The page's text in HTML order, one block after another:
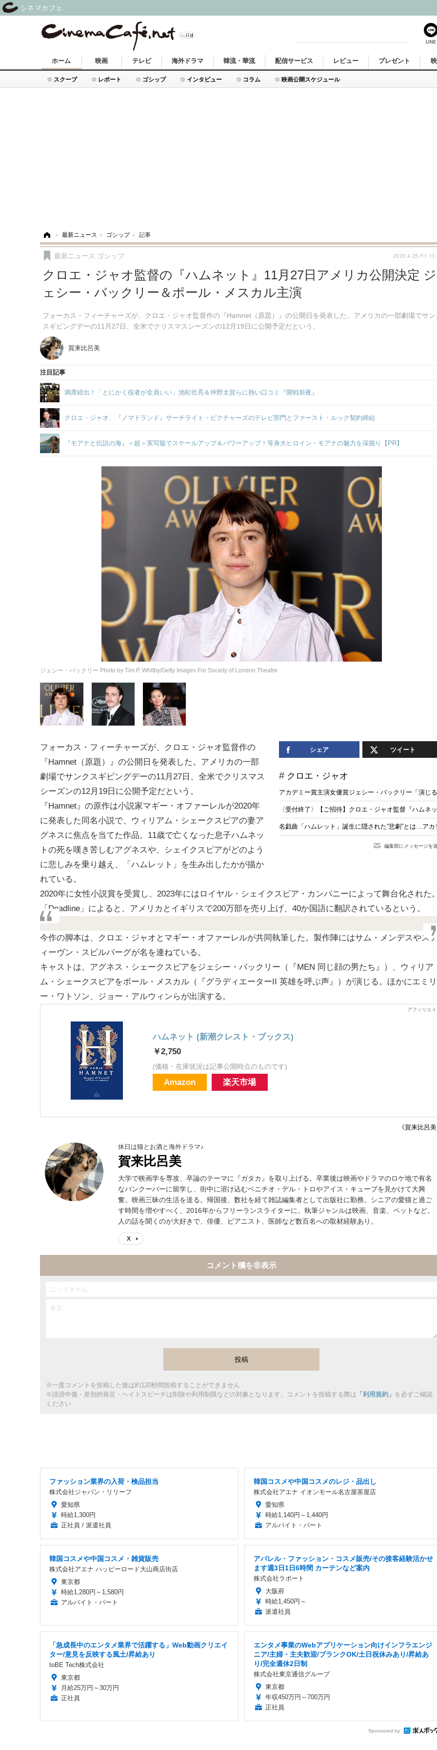
ホーム
スクープ レポート ゴシップ インタビュー コラム 映画公開スケジュール
映画 テレビ 海外ドラマ 韓流・華流 配信サービス レビュー プレゼント
› 最新ニュース › ゴシップ › 記事
クロエ・ジャオ監督の『ハムネット』11月27日アメリカ公開決定 ジ
ェシー・バックリー＆ポール・メスカル主演
フォーカス・フィーチャーズが、クロエ・ジャオ監督作の『Hamnet（原題）』の公開日を発表した。アメリカの一部劇場でサン
スギビングデーの11月27日、全米でクリスマスシーズンの12月19日に公開予定だという。
最新ニュース ゴシップ 2025.4.25 Fri
賀来比呂美
注目記事
満席続出！「とにかく役者が全員いい」池松壮亮＆仲野太賀らに熱い口コミ『開戦前夜』
クロエ・ジャオ、『ノマドランド』サーチライト・ピクチャーズのテレビ部門とファースト・ルック契約締結
『モアナと伝説の海』＜超＞実写版でスケールアップ＆パワーアップ！等身大ヒロイン・モアナの魅力を深掘り【PR】
ジェシー・バックリー Photo by Tim P. Whitby/Getty Images For Society of London Theatre
シェア ツイート
クロエ・ジャオ
アカデミー賞主演女優賞ジェシー・バックリー「演じ
〈受付終了〉【ご招待】クロエ・ジャオ監督『ハムネ
名戯曲「ハムレット」誕生に隠された”悲劇”とは…ア
編集部にメッセージを
フォーカス・フィーチャーズが、クロエ・ジャオ監督作の
『Hamnet（原題）』の公開日を発表した。アメリカの一部
劇場でサンクスギビングデーの11月27日、全米でクリスマス
シーズンの12月19日に公開予定だという。
『Hamnet』の原作は小説家マギー・オファーレルが2020年
に発表した同名小説で、ウィリアム・シェークスピアの妻ア
グネスに焦点を当てた作品。11歳で亡くなった息子ハムネッ
トの死を嘆き苦しむアグネスや、シェイクスピアがどのよう
に悲しみを乗り越え、「ハムレット」を生み出したかが描か
れている。
2020年に女性小説賞を受賞し、2023年にはロイヤル・シェイクスピア・カンパニーによって舞台化された
「Deadline」によると、アメリカとイギリスで200万部を売り上げ、40か国語に翻訳されているという。
今作の脚本は、クロエ・ジャオとマギー・オファーレルが共同執筆した。製作陣にはサム・メンデスやス
ィーヴン・スピルバーグが名を連ねている。
キャストは、アグネス・シェークスピアをジェシー・バックリー（『MEN 同じ顔の男たち』）、ウィリア
ム・シェークスピアをポール・メスカル（『グラディエーターII 英雄を呼ぶ声』）が演じる。ほかにエミリ
ー・ワトソン、ジョー・アルウィンらが出演する。
ハムネット (新潮クレスト・ブックス)
￥2,750
(価格・在庫状況は記事公開時点のものです)
Amazon 楽天市場
《賀来比呂
休日は猫とお酒と海外ドラマ♪
賀来比呂美
大学で映画学を専攻、卒論のテーマに『ガタカ』を取り上げる。卒業後は映画やドラマのロケ地で有名
なバンクーバーに留学し、街中に溶け込むベニチオ・デル・トロやアイス・キューブを見かけて大興
奮。映画三昧の生活を送る。帰国後、数社を経て雑誌編集者として出版社に勤務。シニアの愛猫と過ご
す時間を増やすべく、2016年からフリーランスライターに。執筆ジャンルは映画、音楽、ペットなど。
人の話を聞くのが大好きで、俳優、ピアニスト、医師など数百名への取材経験あり。
X
コメント欄を非表示
※一度コメントを投稿した後は約120秒間投稿することができません
※誹謗中傷・差別的発言・ヘイトスピーチは削除や利用制限などの対象となります。コメントを投稿する際は 「利用規約」 を必ずご確認
ください
ファッション業界の入荷・検品担当
株式会社ジャパン・リリーフ
愛知県
時給1,300円
正社員 / 派遣社員
韓国コスメや中国コスメのレジ・品出し
株式会社アエナ イオンモール名古屋茶屋店
愛知県
時給1,140円～1,440円
アルバイト・パート
韓国コスメや中国コスメ・雑貨販売
株式会社アエナ ハッピーロード大山商店街店
東京都
時給1,280円～1,580円
アルバイト・パート
アパレル・ファッション・コスメ販売/その接客経験活かせ
ます週3日1日6時間 カーテンなど案内
株式会社ラポート
大阪府
時給1,450円～
派遣社員
「急成長中のエンタメ業界で活躍する」Web動画クリエイ
ター/意見を反映する風土/昇給あり
toBE Tech株式会社
東京都
月給25万円～30万円
正社員
エンタメ事業のWebアプリケーション向けインフラエンジ
ニア/主婦・主夫歓迎/ブランクOK/土日祝休みあり/昇給あ
り/完全週休2日制
株式会社東京通信グループ
東京都
年収450万円～700万円
正社員
Sponsored by
LINE
シネマカフェ